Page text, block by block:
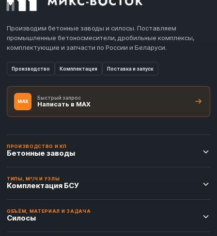
Производим бетонные заводы и силосы. Поставляем
промышленные бетоносмесители, дробильные комплексы,
комплектующие и запчасти по России и Беларуси.
Производство Комплектация Поставка и запуск
MAX
Быстрый запрос
Написать в MAX
ПРОИЗВОДСТВО И КП
Бетонные заводы
ТИПЫ, М³/Ч И УЗЛЫ
Комплектация БСУ
ОБЪЁМ, МАТЕРИАЛ И ЗАДАЧА
Силосы